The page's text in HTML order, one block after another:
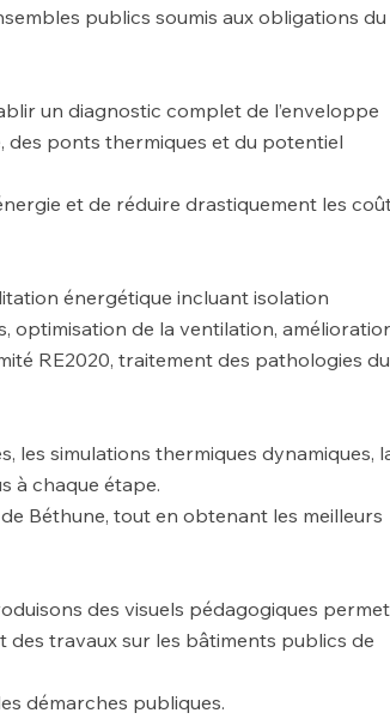
publics soumis aux obligations du
un diagnostic complet de l’enveloppe
des ponts thermiques et du potentiel
et de réduire drastiquement les
énergétique incluant isolation
optimisation de la ventilation,
RE2020, traitement des pathologies
les simulations thermiques dynamiques,
à chaque étape.
Béthune, tout en obtenant les meilleurs
des visuels pédagogiques
des travaux sur les bâtiments publics de
démarches publiques.